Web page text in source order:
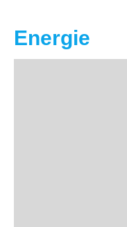
Energie